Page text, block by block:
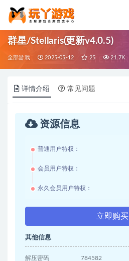
群星/Stellaris(更新v4.0.5)
全部游戏 2025-05-12 25 21.7K
详情介绍 常见问题
资源信息
普通用户特权：
会员用户特权：
永久会员用户特权：
立即购买
其他信息
解压密码 784582